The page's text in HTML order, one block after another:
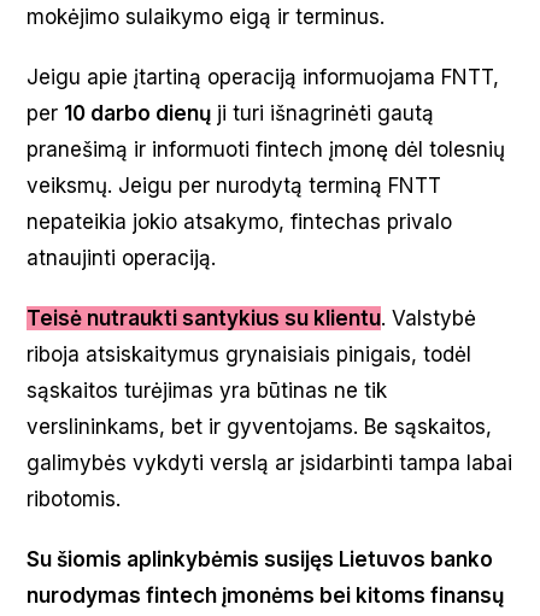
mokėjimo sulaikymo eigą ir terminus.
Jeigu apie įtartiną operaciją informuojama FNTT,
per 10 darbo dienų ji turi išnagrinėti gautą
pranešimą ir informuoti fintech įmonę dėl tolesnių
veiksmų. Jeigu per nurodytą terminą FNTT
nepateikia jokio atsakymo, fintechas privalo
atnaujinti operaciją.
Teisė nutraukti santykius su klientu. Valstybė
riboja atsiskaitymus grynaisiais pinigais, todėl
sąskaitos turėjimas yra būtinas ne tik
verslininkams, bet ir gyventojams. Be sąskaitos,
galimybės vykdyti verslą ar įsidarbinti tampa labai
ribotomis.
Su šiomis aplinkybėmis susijęs Lietuvos banko
nurodymas fintech įmonėms bei kitoms finansų